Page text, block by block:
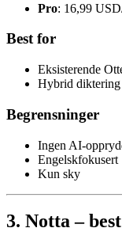
Pro: 16,99
Best for
Eksisterende
Hybrid diktering
Begrensninger
Ingen AI-
Engelskfokusert
Kun sky
3. Notta –